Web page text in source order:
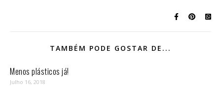
TAMBÉM PODE GOSTAR DE...
Menos plásticos já!
Julho 16, 2018